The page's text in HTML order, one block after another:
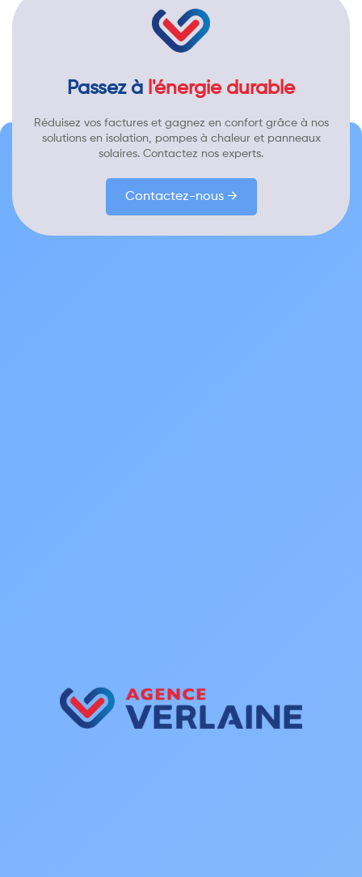
Passez à l'énergie durable
Réduisez vos factures et gagnez en confort grâce à nos
solutions en isolation, pompes à chaleur et panneaux
solaires. Contactez nos experts.
Contactez-nous →